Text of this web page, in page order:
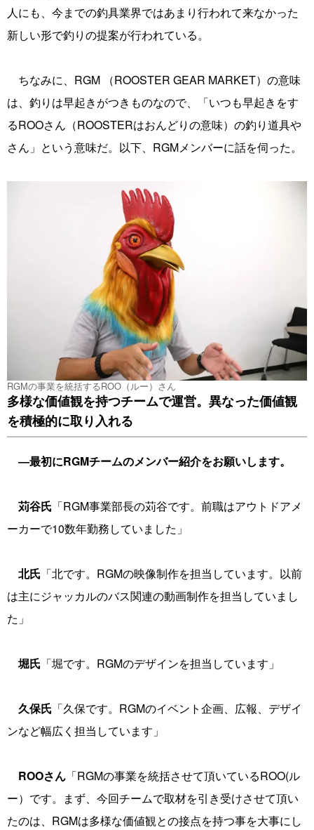
人にも、今までの釣具業界ではあまり行われて来なかった
新しい形で釣りの提案が行われている。
ちなみに、RGM （ROOSTER GEAR MARKET）の意味
は、釣りは早起きがつきものなので、「いつも早起きをす
るROOさん（ROOSTERはおんどりの意味）の釣り道具や
さん」という意味だ。以下、RGMメンバーに話を伺った。
RGMの事業を統括するROO（ルー）さん
多様な価値観を持つチームで運営。異なった価値観
を積極的に取り入れる
―最初にRGMチームのメンバー紹介をお願いします。
苅谷氏 「RGM事業部長の苅谷です。前職はアウトドアメ
ーカーで10数年勤務していました」
北氏 「北です。RGMの映像制作を担当しています。以前
は主にジャッカルのバス関連の動画制作を担当していまし
た」
堀氏 「堀です。RGMのデザインを担当しています」
久保氏 「久保です。RGMのイベント企画、広報、デザイ
ンなど幅広く担当しています」
ROOさん 「RGMの事業を統括させて頂いているROO(ル
ー）です。まず、今回チームで取材を引き受けさせて頂い
たのは、RGMは多様な価値観との接点を持つ事を大事にし